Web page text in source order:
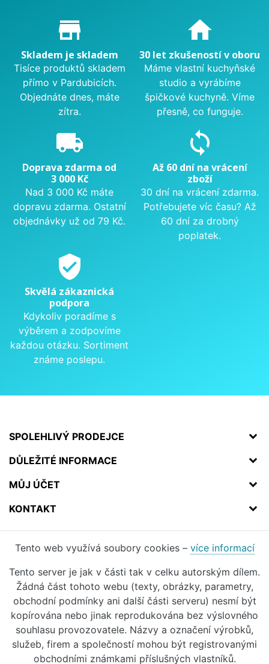
Proč nakupovat u nás?
store_mall_directory
Skladem je skladem
Tisíce produktů skladem
přímo v Pardubicích.
Objednáte dnes, máte
zítra.
home
30 let zkušeností v oboru
Máme vlastní kuchyňské
studio a vyrábíme
špičkové kuchyně. Víme
přesně, co funguje.
local_shipping
Doprava zdarma od
3 000 Kč
Nad 3 000 Kč máte
dopravu zdarma. Ostatní
objednávky už od 79 Kč.
sync
Až 60 dní na vrácení
zboží
30 dní na vrácení zdarma.
Potřebujete víc času? Až
60 dní za drobný
poplatek.
verified_user
Skvělá zákaznická
podpora
Kdykoliv poradíme s
výběrem a zodpovíme
každou otázku. Sortiment
známe poslepu.
SPOLEHLIVÝ PRODEJCE
DŮLEŽITÉ INFORMACE
MŮJ ÚČET
KONTAKT
Tento web využívá soubory cookies – více informací
Tento server je jak v části tak v celku autorským dílem.
Žádná část tohoto webu (texty, obrázky, parametry,
obchodní podmínky ani další části serveru) nesmí být
kopírována nebo jinak reprodukována bez výslovného
souhlasu provozovatele. Názvy a označení výrobků,
služeb, firem a společností mohou být registrovanými
obchodními známkami příslušných vlastníků.